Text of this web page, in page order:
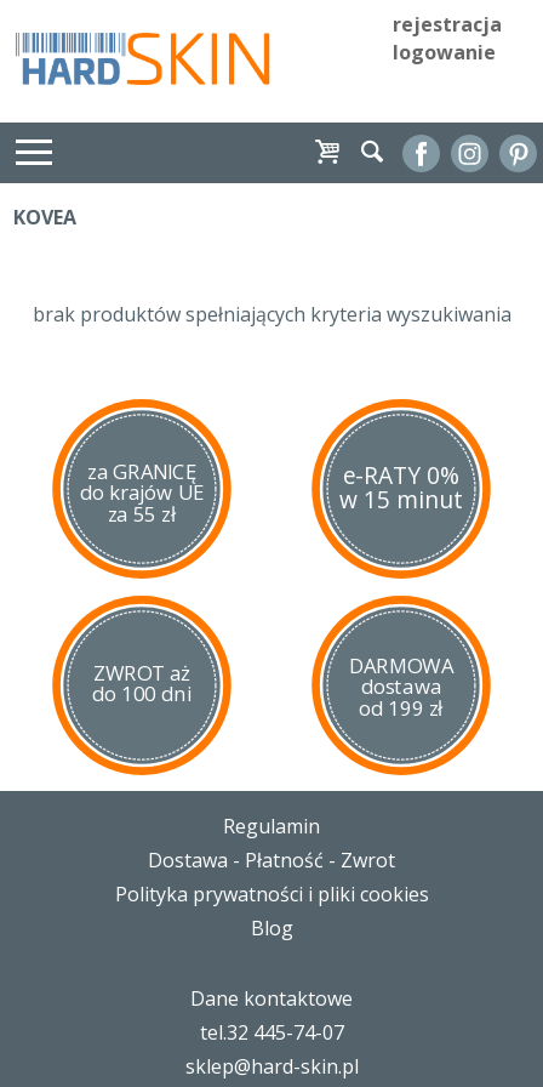
rejestracja
logowanie
KOVEA
brak produktów spełniających kryteria wyszukiwania
za GRANICĘ
do krajów UE
za 55 zł
e-RATY 0%
w 15 minut
ZWROT aż
do 100 dni
DARMOWA
dostawa
od 199 zł
Regulamin
Dostawa - Płatność - Zwrot
Polityka prywatności i pliki cookies
Blog
Dane kontaktowe
tel.32 445-74-07
sklep@hard-skin.pl